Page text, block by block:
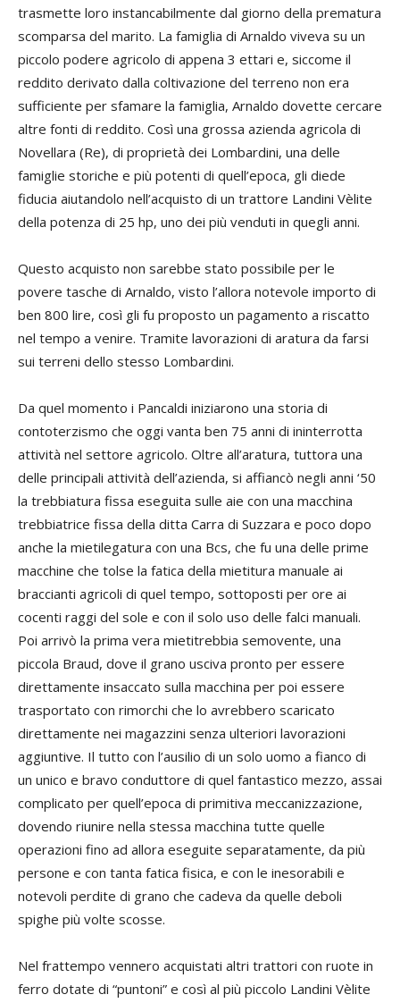
trasmette loro instancabilmente dal giorno della prematura
scomparsa del marito. La famiglia di Arnaldo viveva su un
piccolo podere agricolo di appena 3 ettari e, siccome il
reddito derivato dalla coltivazione del terreno non era
sufficiente per sfamare la famiglia, Arnaldo dovette cercare
altre fonti di reddito. Così una grossa azienda agricola di
Novellara (Re), di proprietà dei Lombardini, una delle
famiglie storiche e più potenti di quell’epoca, gli diede
fiducia aiutandolo nell’acquisto di un trattore Landini Vèlite
della potenza di 25 hp, uno dei più venduti in quegli anni.
Questo acquisto non sarebbe stato possibile per le
povere tasche di Arnaldo, visto l’allora notevole importo di
ben 800 lire, così gli fu proposto un pagamento a riscatto
nel tempo a venire. Tramite lavorazioni di aratura da farsi
sui terreni dello stesso Lombardini.
Da quel momento i Pancaldi iniziarono una storia di
contoterzismo che oggi vanta ben 75 anni di ininterrotta
attività nel settore agricolo. Oltre all’aratura, tuttora una
delle principali attività dell’azienda, si affiancò negli anni ‘50
la trebbiatura fissa eseguita sulle aie con una macchina
trebbiatrice fissa della ditta Carra di Suzzara e poco dopo
anche la mietilegatura con una Bcs, che fu una delle prime
macchine che tolse la fatica della mietitura manuale ai
braccianti agricoli di quel tempo, sottoposti per ore ai
cocenti raggi del sole e con il solo uso delle falci manuali.
Poi arrivò la prima vera mietitrebbia semovente, una
piccola Braud, dove il grano usciva pronto per essere
direttamente insaccato sulla macchina per poi essere
trasportato con rimorchi che lo avrebbero scaricato
direttamente nei magazzini senza ulteriori lavorazioni
aggiuntive. Il tutto con l’ausilio di un solo uomo a fianco di
un unico e bravo conduttore di quel fantastico mezzo, assai
complicato per quell’epoca di primitiva meccanizzazione,
dovendo riunire nella stessa macchina tutte quelle
operazioni fino ad allora eseguite separatamente, da più
persone e con tanta fatica fisica, e con le inesorabili e
notevoli perdite di grano che cadeva da quelle deboli
spighe più volte scosse.
Nel frattempo vennero acquistati altri trattori con ruote in
ferro dotate di “puntoni” e così al più piccolo Landini Vèlite